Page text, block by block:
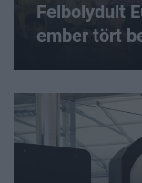
Felbolydult
ember tört